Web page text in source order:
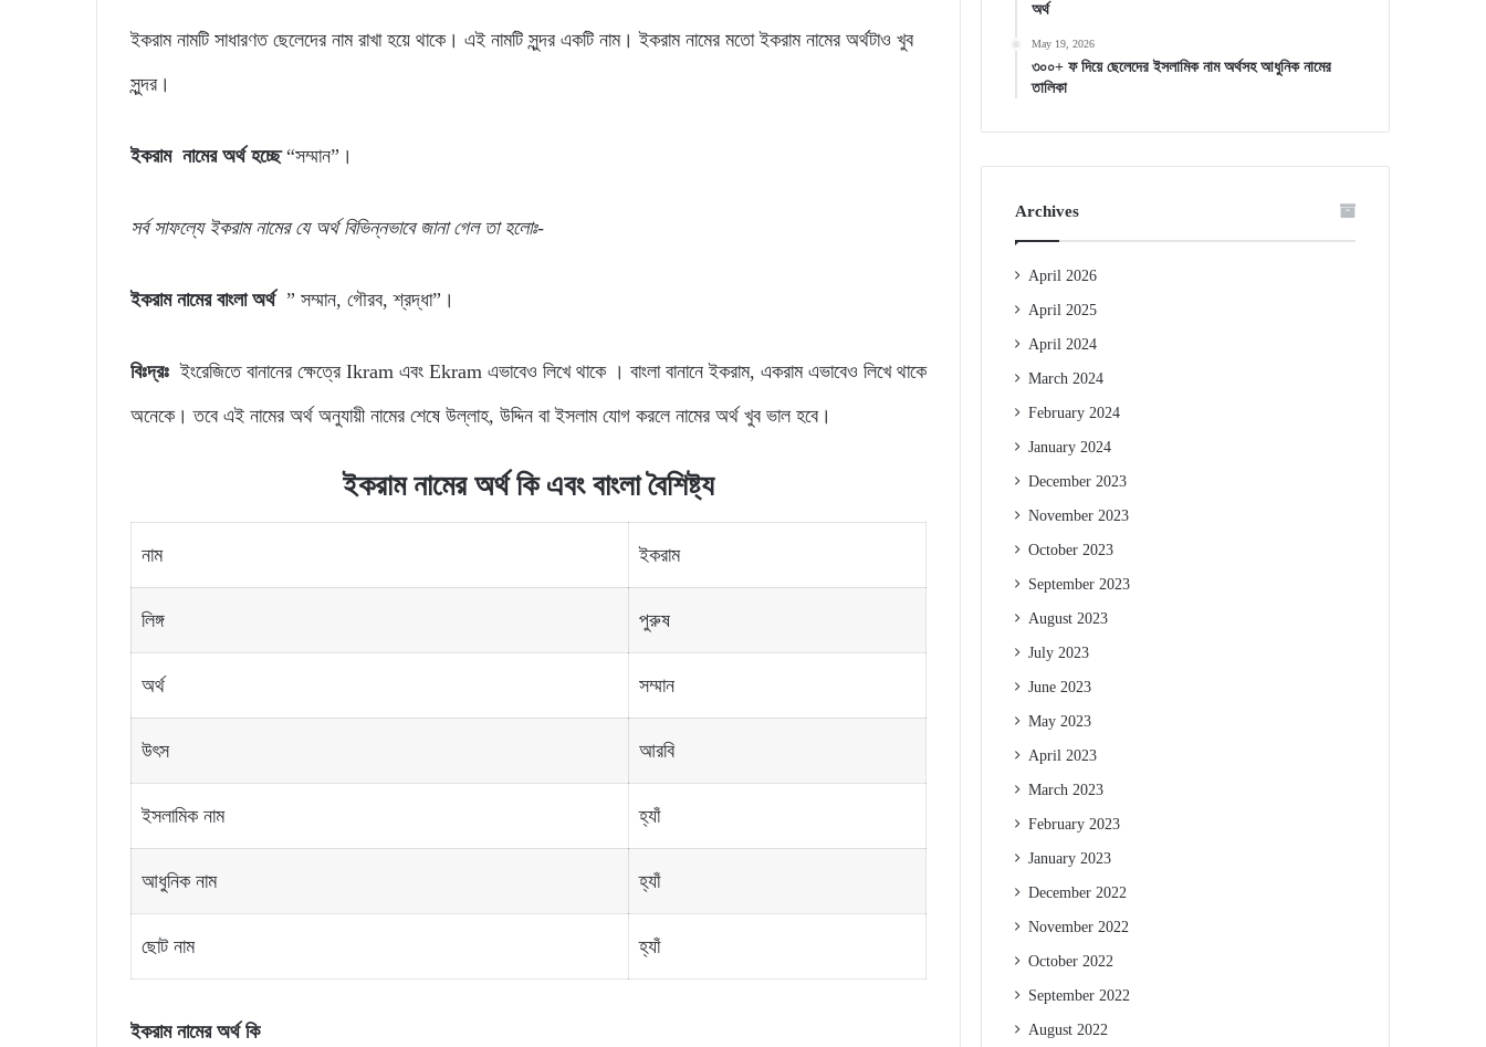
ইকরাম নামটি সাধারণত ছেলেদের নাম রাখা হয়ে থাকে। এই নামটি সুন্দর একটি নাম। ইকরাম নামের মতো ইকরাম নামের অর্থটাও খুব
সুন্দর।
ইকরাম নামের অর্থ হচ্ছে “সম্মান”।
সর্ব সাফল্যে ইকরামনামের যে অর্থবিভিন্নভাবে জানা গেলতা হলোঃ-
ইকরাম নামের বাংলা অর্থ” সম্মান, গৌরব, শ্রদ্ধা”।
বিঃদ্রঃ ইংরেজিতে বানানের ক্ষেত্রে Ikram এবং Ekram এভাবেও লিখে থাকে । বাংলা বানানে ইকরাম, একরাম এভাবেও লিখে থাকে
অনেকে। তবে এই নামের অর্থ অনুযায়ী নামের শেষে উল্লাহ, উদ্দিন বা ইসলাম যোগ করলে নামের অর্থ খুব ভাল হবে।
ইকরাম নামের অর্থ কি এবং বাংলা বৈশিষ্ট্য
নাম ইকরাম
লিঙ্গ পুরুষ
অর্থ সম্মান
উৎস আরবি
ইসলামিক নাম হ্যাঁ
আধুনিক নাম হ্যাঁ
ছোট নাম হ্যাঁ
ইকরাম নামের অর্থ কি
অর্থ
May 19, 2026
৩০০+ ফ দিয়ে ছেলেদের ইসলামিক নাম অর্থসহ আধুনিক নামের
তালিকা
Archives
April 2026
April 2025
April 2024
March 2024
February 2024
January 2024
December 2023
November 2023
October 2023
September 2023
August 2023
July 2023
June 2023
May 2023
April 2023
March 2023
February 2023
January 2023
December 2022
November 2022
October 2022
September 2022
August 2022